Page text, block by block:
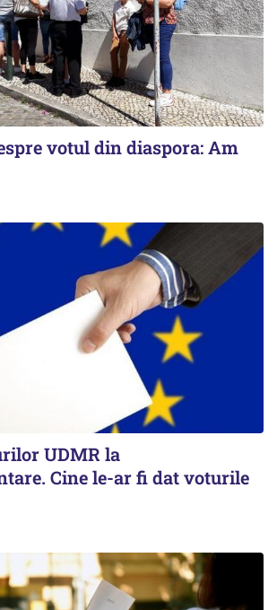
votul din diaspora: Am
UDMR la
Cine le-ar fi dat voturile